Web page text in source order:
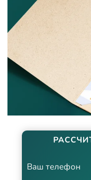
Ваш телефон